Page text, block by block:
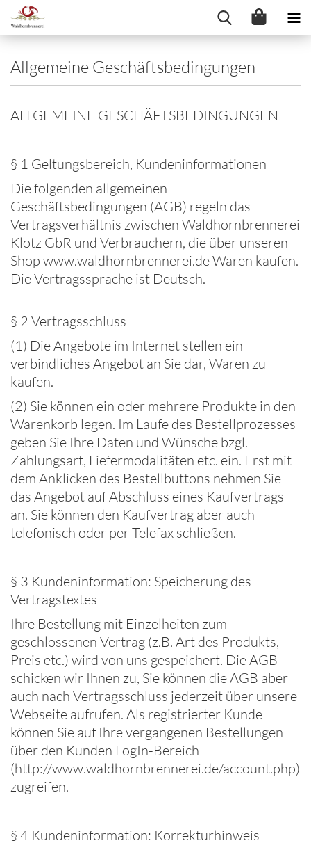
Allgemeine Geschäftsbedingungen
ALLGEMEINE GESCHÄFTSBEDINGUNGEN
§ 1 Geltungsbereich, Kundeninformationen
Die folgenden allgemeinen
Geschäftsbedingungen (AGB) regeln das
Vertragsverhältnis zwischen Waldhornbrennerei
Klotz GbR und Verbrauchern, die über unseren
Shop www.waldhornbrennerei.de Waren kaufen.
Die Vertragssprache ist Deutsch.
§ 2 Vertragsschluss
(1) Die Angebote im Internet stellen ein
verbindliches Angebot an Sie dar, Waren zu
kaufen.
(2) Sie können ein oder mehrere Produkte in den
Warenkorb legen. Im Laufe des Bestellprozesses
geben Sie Ihre Daten und Wünsche bzgl.
Zahlungsart, Liefermodalitäten etc. ein. Erst mit
dem Anklicken des Bestellbuttons nehmen Sie
das Angebot auf Abschluss eines Kaufvertrags
an. Sie können den Kaufvertrag aber auch
telefonisch oder per Telefax schließen.
§ 3 Kundeninformation: Speicherung des
Vertragstextes
Ihre Bestellung mit Einzelheiten zum
geschlossenen Vertrag (z.B. Art des Produkts,
Preis etc.) wird von uns gespeichert. Die AGB
schicken wir Ihnen zu, Sie können die AGB aber
auch nach Vertragsschluss jederzeit über unsere
Webseite aufrufen. Als registrierter Kunde
können Sie auf Ihre vergangenen Bestellungen
über den Kunden LogIn-Bereich
(http://www.waldhornbrennerei.de/account.php)
zugreifen.
§ 4 Kundeninformation: Korrekturhinweis